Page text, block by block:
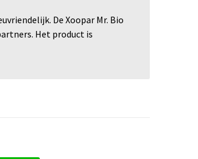
De Xoopar Mr. Bio
Het product is